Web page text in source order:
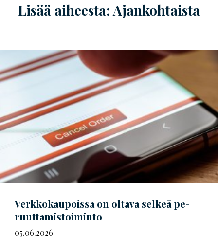
Lisää aiheesta: Ajankohtaista
Verkkokaupoissa on oltava selkeä pe­
ruut­ta­mis­toi­min­to
05.06.2026